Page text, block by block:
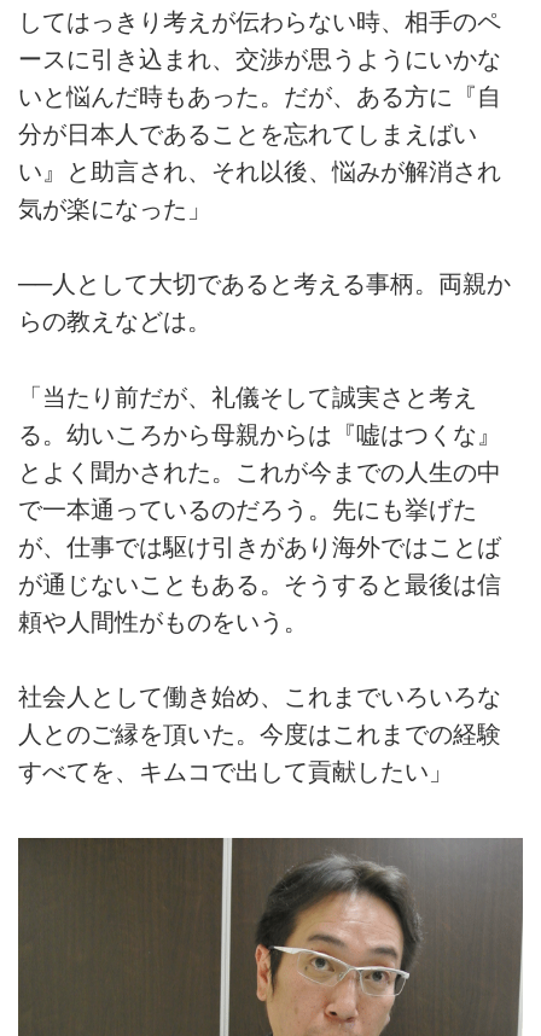
してはっきり考えが伝わらない時、相手のペ
ースに引き込まれ、交渉が思うようにいかな
いと悩んだ時もあった。だが、ある方に『自
分が日本人であることを忘れてしまえばい
い』と助言され、それ以後、悩みが解消され
気が楽になった」
──人として大切であると考える事柄。両親か
らの教えなどは。
「当たり前だが、礼儀そして誠実さと考え
る。幼いころから母親からは『嘘はつくな』
とよく聞かされた。これが今までの人生の中
で一本通っているのだろう。先にも挙げた
が、仕事では駆け引きがあり海外ではことば
が通じないこともある。そうすると最後は信
頼や人間性がものをいう。
社会人として働き始め、これまでいろいろな
人とのご縁を頂いた。今度はこれまでの経験
すべてを、キムコで出して貢献したい」